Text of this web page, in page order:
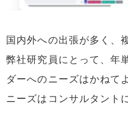
国内外への出張が多く、
弊社研究員にとって、年
ダーへのニーズはかねて
ニーズはコンサルタント